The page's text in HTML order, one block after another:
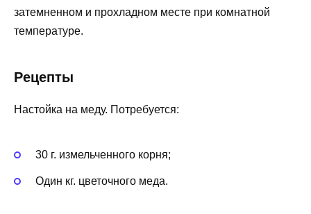
затемненном и прохладном месте при комнатной
температуре.
Рецепты
Настойка на меду. Потребуется:
30 г. измельченного корня;
Один кг. цветочного меда.